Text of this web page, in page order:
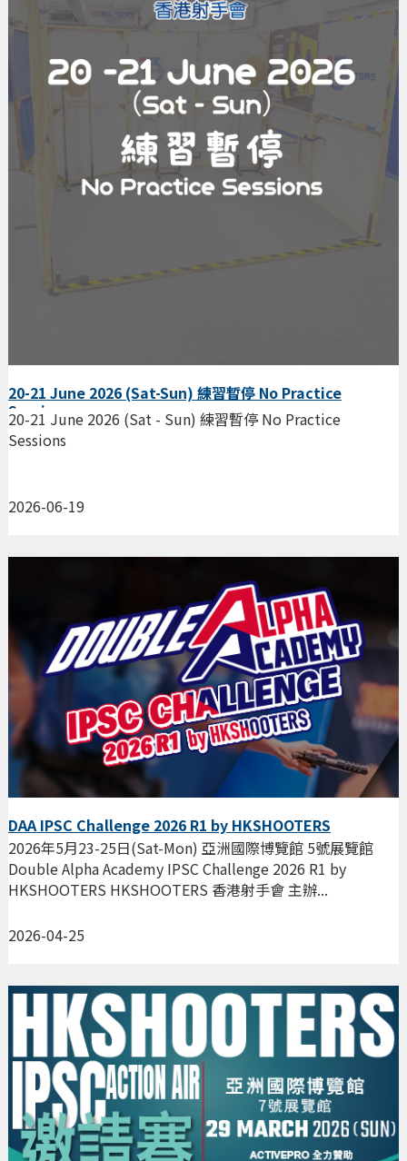
20-21 June 2026 (Sat-Sun) 練習暫停 No Practice
Sessions
2026-06-19
20-21 June 2026 (Sat - Sun) 練習暫停 No Practice
Sessions
DAA IPSC Challenge 2026 R1 by HKSHOOTERS
2026-04-25
2026年5月23-25日(Sat-Mon) 亞洲國際博覽館 5號展覽館
Double Alpha Academy IPSC Challenge 2026 R1 by
HKSHOOTERS HKSHOOTERS 香港射手會 主辦...